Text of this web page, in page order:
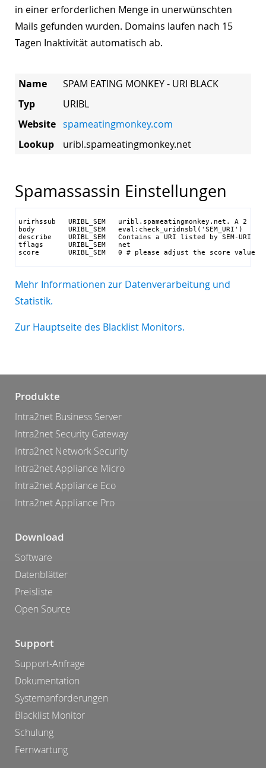
in einer erforderlichen Menge in unerwünschten
Mails gefunden wurden. Domains laufen nach 15
Tagen Inaktivität automatisch ab.
Name
SPAM EATING MONKEY - URI BLACK
Typ
URIBL
Website spameatingmonkey.com
Lookup
uribl.spameatingmonkey.net
Spamassassin Einstellungen
urirhssub   URIBL_SEM   uribl.spameatingmonkey.net. A 2
body        URIBL_SEM   eval:check_uridnsbl('SEM_URI')
describe    URIBL_SEM   Contains a URI listed by SEM-URI
tflags      URIBL_SEM   net
score       URIBL_SEM   0 # please adjust the score value
Mehr Informationen zur Datenverarbeitung und
Statistik.
Zur Hauptseite des Blacklist Monitors.
Produkte
Intra2net Business Server
Intra2net Security Gateway
Intra2net Network Security
Intra2net Appliance Micro
Intra2net Appliance Eco
Intra2net Appliance Pro
Download
Software
Datenblätter
Preisliste
Open Source
Support
Support-Anfrage
Dokumentation
Systemanforderungen
Blacklist Monitor
Schulung
Fernwartung